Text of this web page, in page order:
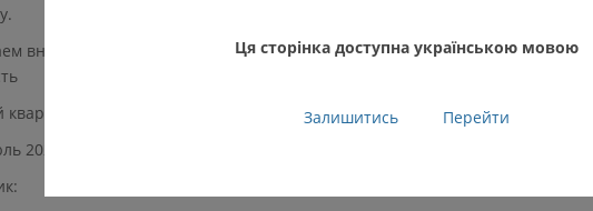
внимание, что
предельные сроки предоставленияналоговой
2020 году —
до 10 августа 2020
2020 —
Ця сторінка доступна українською мовою
Залишитись Перейти